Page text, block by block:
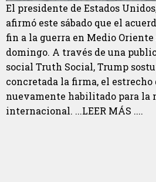
El presidente de Estados
afirmó este sábado que el
fin a la guerra en Medio
domingo. A través de una
social Truth Social, Trump
concretada la firma, el estrecho
nuevamente habilitado para la
internacional. ...LEER MÁS ....